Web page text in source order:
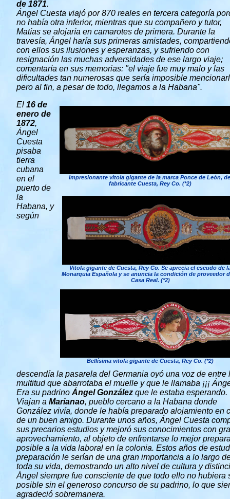
de 1871.
Ángel Cuesta viajó por 870 reales en tercera categoría
no había otra inferior, mientras que su compañero y tutor,
Matías se alojaría en camarotes de primera. Durante la
travesía, Ángel haría sus primeras amistades,
con ellos sus ilusiones y esperanzas, y sufriendo con
resignación las muchas adversidades de ese largo viaje;
comentaría en sus memorias: "el viaje fue muy malo y las
dificultades tan numerosas que sería imposible
pero al fin, a pesar de todo, llegamos a la Habana".
Impresionante vitola gigante de la marca Ponce de León,
fabricante Cuesta, Rey Co. (*2)
Vitola gigante de Cuesta, Rey Co. Se aprecia el escudo de
Monarquía Española y se anuncia la condición de proveedor
Casa Real. (*2)
Bellísima vitola gigante de Cuesta, Rey Co. (*2)
El 16 de
enero de
1872,
Ángel
Cuesta
pisaba
tierra
cubana
en el
puerto de
la
Habana, y
según
descendía la pasarela del Germania oyó una voz de entre
multitud que abarrotaba el muelle y que le llamaba ¡¡¡
Era su padrino Ángel González que le estaba esperando.
Viajan a Marianao, pueblo cercano a la Habana donde
González vivía, donde le había preparado alojamiento en
de un buen amigo. Durante unos años, Ángel Cuesta
sus precarios estudios y mejoró sus conocimientos con
aprovechamiento, al objeto de enfrentarse lo mejor
posible a la vida laboral en la colonia. Estos años de
preparación le serían de una gran importancia a lo largo
toda su vida, demostrando un alto nivel de cultura y
Ángel siempre fue consciente de que todo ello no hubiera
posible sin el generoso concurso de su padrino, lo que
agradeció sobremanera.